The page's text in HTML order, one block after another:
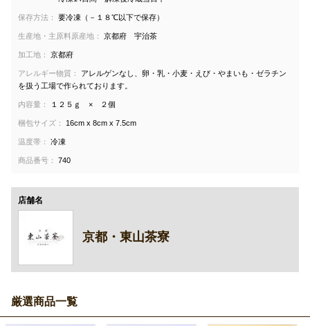
保存方法： 要冷凍（－１８℃以下で保存）
生産地・主原料原産地： 京都府 宇治茶
加工地： 京都府
アレルギー物質：
アレルゲンなし、卵・乳・小麦・えび・やまいも・ゼラチン
を扱う工場で作られております。
内容量： １２５ｇ × ２個
梱包サイズ： 16cm x 8cm x 7.5cm
温度帯： 冷凍
商品番号： 740
店舗名
京都・東山茶寮
厳選商品一覧